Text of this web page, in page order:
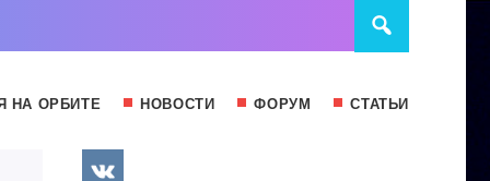
НА ОРБИТЕ НОВОСТИ ФОРУМ СТАТЬИ